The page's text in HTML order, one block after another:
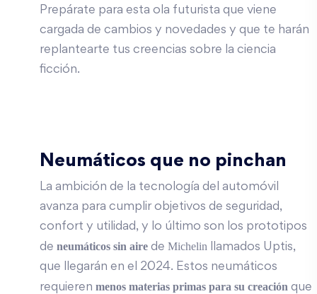
Prepárate para esta ola futurista que viene
cargada de cambios y novedades y que te harán
replantearte tus creencias sobre la ciencia
ficción.
Neumáticos que no pinchan
La ambición de la tecnología del automóvil
avanza para cumplir objetivos de seguridad,
confort y utilidad, y lo último son los prototipos
de neumáticos sin aire de Michelin llamados Uptis,
que llegarán en el 2024. Estos neumáticos
requieren menos materias primas para su creación que